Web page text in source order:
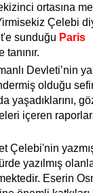
ortasına
Çelebi
sunduğu Paris
tanınır.
Devleti’nin
olduğu
yaşadıklarını,
içeren
Çelebi'nin
yazılmış
Eserin